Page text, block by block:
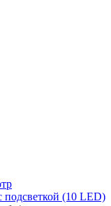
подсветкой (10 LED)